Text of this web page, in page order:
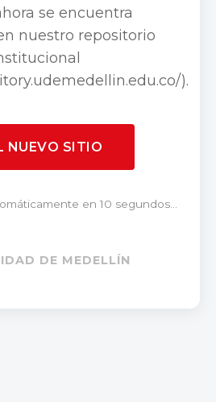
se encuentra
nuestro repositorio
).
NUEVO SITIO
en 10 segundos...
DE MEDELLÍN